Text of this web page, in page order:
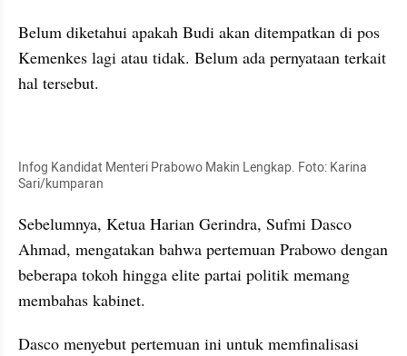
Belum diketahui apakah Budi akan ditempatkan di pos
Kemenkes lagi atau tidak. Belum ada pernyataan terkait
hal tersebut.
Infog Kandidat Menteri Prabowo Makin Lengkap. Foto: Karina
Sari/kumparan
Sebelumnya, Ketua Harian Gerindra, Sufmi Dasco
Ahmad, mengatakan bahwa pertemuan Prabowo dengan
beberapa tokoh hingga elite partai politik memang
membahas kabinet.
Dasco menyebut pertemuan ini untuk memfinalisasi